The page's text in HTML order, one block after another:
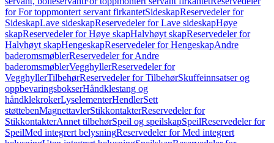
for For toppmontert servant firkantetSideskapReservedeler for
SideskapLave sideskapReservedeler for Lave sideskapHøye
skapReservedeler for Høye skapHalvhøyt skapReservedeler for
Halvhøyt skapHengeskapReservedeler for HengeskapAndre
baderomsmøblerReservedeler for Andre
baderomsmøblerVegghyllerReservedeler for
VegghyllerTilbehørReservedeler for TilbehørSkuffeinnsatser og
oppbevaringsbokserHåndklestang og
håndklekrokerLyselementerHendlerSett
støttebenMagnettavlerStikkontakterReservedeler for
StikkontakterAnnet tilbehørSpeil og speilskapSpeilReservedeler for
SpeilMed integrert belysningReservedeler for Med integrert